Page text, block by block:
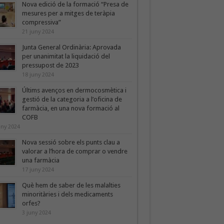
Nova edició de la formació “Presa de
mesures per a mitges de teràpia
compressiva”
21 juny 2024
Junta General Ordinària: Aprovada
per unanimitat la liquidació del
pressupost de 2023
18 juny 2024
Últims avenços en dermocosmètica i
gestió de la categoria a l’oficina de
farmàcia, en una nova formació al
COFB
2024
Nova sessió sobre els punts clau a
valorar a l’hora de comprar o vendre
una farmàcia
17 juny 2024
Què hem de saber de les malalties
minoritàries i dels medicaments
orfes?
3 juny 2024